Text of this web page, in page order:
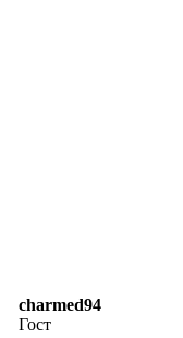
charmed94
Гост